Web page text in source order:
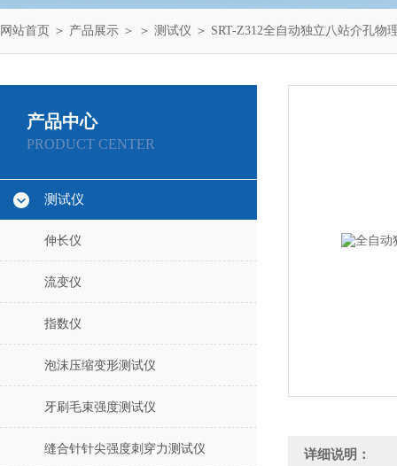
网站首页 ＞ 产品展示 ＞ ＞ 测试仪 ＞ SRT-Z312全自动独立八站介孔物
产品中心
PRODUCT CENTER
测试仪
伸长仪
流变仪
指数仪
泡沫压缩变形测试仪
牙刷毛束强度测试仪
缝合针针尖强度刺穿力测试仪 详细说明：